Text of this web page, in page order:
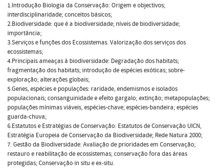
1.Introdução Biologia da Conservação: Origem e objectivos;
interdisciplinaridade; conceitos básicos;
2.Biodiversidade: que é a biodiversidade; níveis de biodiversidade;
importância;
3.Serviços e funções dos Ecossistemas. Valorização dos serviços dos
ecossistemas;
4.Principais ameaças à biodiversidade: Degradação dos habitats;
fragmentação dos habitats; introdução de espécies exóticas; sobre-
exploração; alterações globais;
5.Genes, espécies e populações: raridade, endemismos e isolados
populacionais; consanguinidade e efeito gargalo; extinção; metapopulações;
populações mínimas viáveis, espécies-chave; espécies-bandeira; espécies
guarda-chuva;
6.Estatutos e Estratégias de Conservação: Estatutos de Conservação UICN,
Estratégia Europeia de Conservação da Biodiversidade; Rede Natura 2000;
7. Gestão da Biodiversidade: Avaliação de prioridades em Conservação;
restauro e reabilitação de ecossistemas; conservação fora das áreas
protegidas; Conservação in situ e ex-situ.